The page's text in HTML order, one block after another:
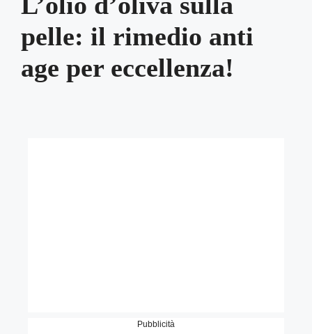
pelle: il rimedio anti
age per eccellenza!
Pubblicità